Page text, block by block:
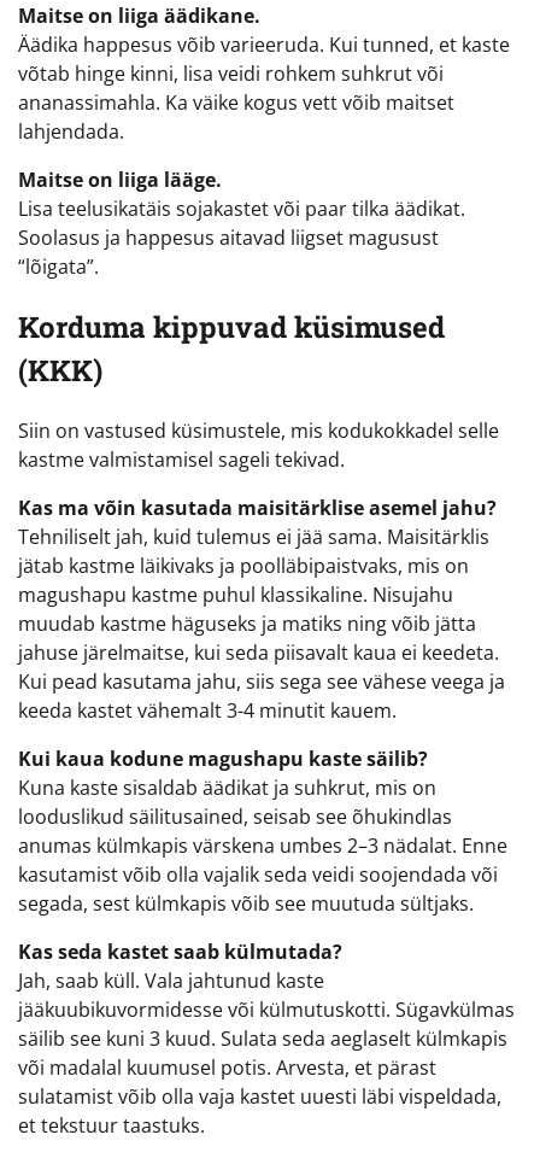
Maitse on liiga äädikane.
Äädika happesus võib varieeruda. Kui tunned, et kaste
võtab hinge kinni, lisa veidi rohkem suhkrut või
ananassimahla. Ka väike kogus vett võib maitset
lahjendada.
Maitse on liiga lääge.
Lisa teelusikatäis sojakastet või paar tilka äädikat.
Soolasus ja happesus aitavad liigset magusust
“lõigata”.
Korduma kippuvad küsimused
(KKK)
Siin on vastused küsimustele, mis kodukokkadel selle
kastme valmistamisel sageli tekivad.
Kas ma võin kasutada maisitärklise asemel jahu?
Tehniliselt jah, kuid tulemus ei jää sama. Maisitärklis
jätab kastme läikivaks ja poolläbipaistvaks, mis on
magushapu kastme puhul klassikaline. Nisujahu
muudab kastme häguseks ja matiks ning võib jätta
jahuse järelmaitse, kui seda piisavalt kaua ei keedeta.
Kui pead kasutama jahu, siis sega see vähese veega ja
keeda kastet vähemalt 3-4 minutit kauem.
Kui kaua kodune magushapu kaste säilib?
Kuna kaste sisaldab äädikat ja suhkrut, mis on
looduslikud säilitusained, seisab see õhukindlas
anumas külmkapis värskena umbes 2–3 nädalat. Enne
kasutamist võib olla vajalik seda veidi soojendada või
segada, sest külmkapis võib see muutuda sültjaks.
Kas seda kastet saab külmutada?
Jah, saab küll. Vala jahtunud kaste
jääkuubikuvormidesse või külmutuskotti. Sügavkülmas
säilib see kuni 3 kuud. Sulata seda aeglaselt külmkapis
või madalal kuumusel potis. Arvesta, et pärast
sulatamist võib olla vaja kastet uuesti läbi vispeldada,
et tekstuur taastuks.